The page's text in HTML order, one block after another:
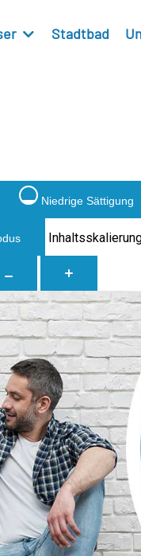
Niedrige Sättigung
Stadtbad